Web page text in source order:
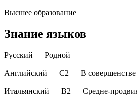
Высшее образование
Знание языков
Русский — Родной
Английский — C2 — В совершенстве
Итальянский — B2 — Средне-